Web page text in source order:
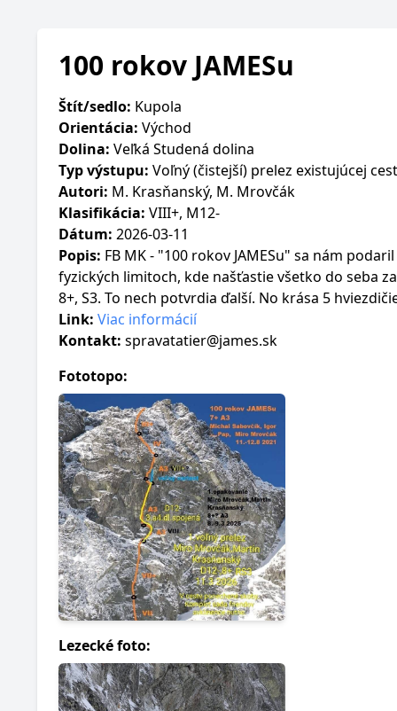
100 rokov JAMESu
Štít/sedlo: Kupola
Orientácia: Východ
Dolina: Veľká Studená dolina
Typ výstupu: Voľný (čistejší) prelez existujúcej
Autori: M. Krasňanský, M. Mrovčák
Klasifikácia: VIII+, M12-
Dátum: 2026-03-11
Popis: FB MK - "100 rokov JAMESu" sa nám
fyzických limitoch, kde našťastie všetko do seba
8+, S3. To nech potvrdia ďalší. No krása 5
Link: Viac informácií
Kontakt: spravatatier@james.sk
Fototopo:
Lezecké foto: